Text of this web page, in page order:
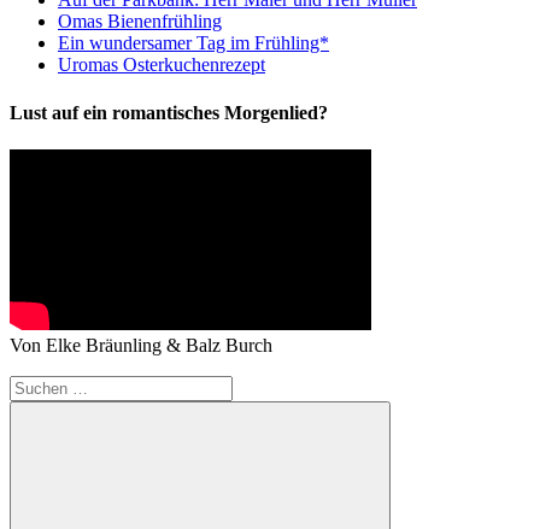
Omas Bienenfrühling
Ein wundersamer Tag im Frühling*
Uromas Osterkuchenrezept
Lust auf ein romantisches Morgenlied?
Von Elke Bräunling & Balz Burch
Suchen
nach: